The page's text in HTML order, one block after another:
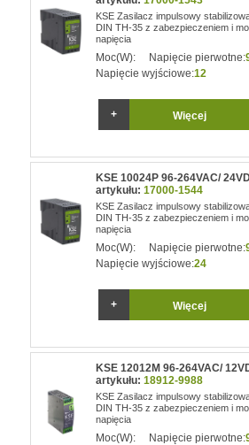
KSE Zasilacz impulsowy
DIN TH-35 z zabezpieczeniem i
napięcia
Moc(W): Napięcie pierwotne:
Napięcie wyjściowe:12
Więcej
KSE 10024P 96-264VAC/
artykułu:17000-1544
KSE Zasilacz impulsowy
DIN TH-35 z zabezpieczeniem i
napięcia
Moc(W): Napięcie pierwotne:
Napięcie wyjściowe:24
Więcej
KSE 12012M 96-264VAC/
artykułu:18912-9988
KSE Zasilacz impulsowy
DIN TH-35 z zabezpieczeniem i
napięcia
Moc(W): Napięcie pierwotne: